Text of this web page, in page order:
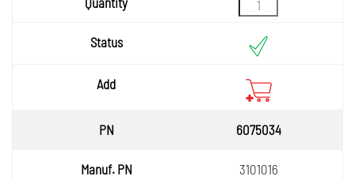
6075034
3101016